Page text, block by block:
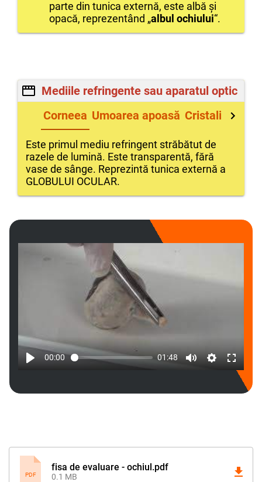
parte din tunica externă, este albă și
opacă, reprezentând „albul ochiului“.
Mediile refringente sau aparatul optic
Corneea Umoarea apoasă Cristalinul
Este primul mediu refringent străbătut de
razele de lumină. Este transparentă, fără
vase de sânge. Reprezintă tunica externă a
GLOBULUI OCULAR.
00:00 01:48
PDF
fisa de evaluare - ochiul.pdf
0.1 MB